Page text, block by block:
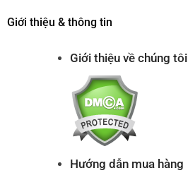
Giới thiệu & thông tin
Giới thiệu về chúng tôi
Hướng dẫn mua hàng